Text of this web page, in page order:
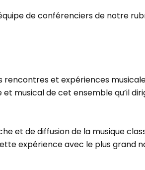
de conférenciers de notre
rencontres et expériences
musical de cet ensemble qu’il
et de diffusion de la musique
expérience avec le plus grand